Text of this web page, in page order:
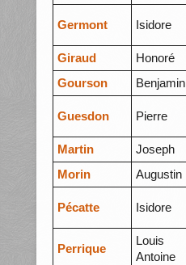
Germont Isidore
Giraud
Honoré
Gourson
Benjamin
Guesdon Pierre
Martin Joseph
Morin
Augustin
Pécatte Isidore
Perrique
Louis
Antoine